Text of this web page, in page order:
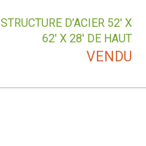
STRUCTURE D’ACIER 52′ X
62′ X 28′ DE HAUT
VENDU